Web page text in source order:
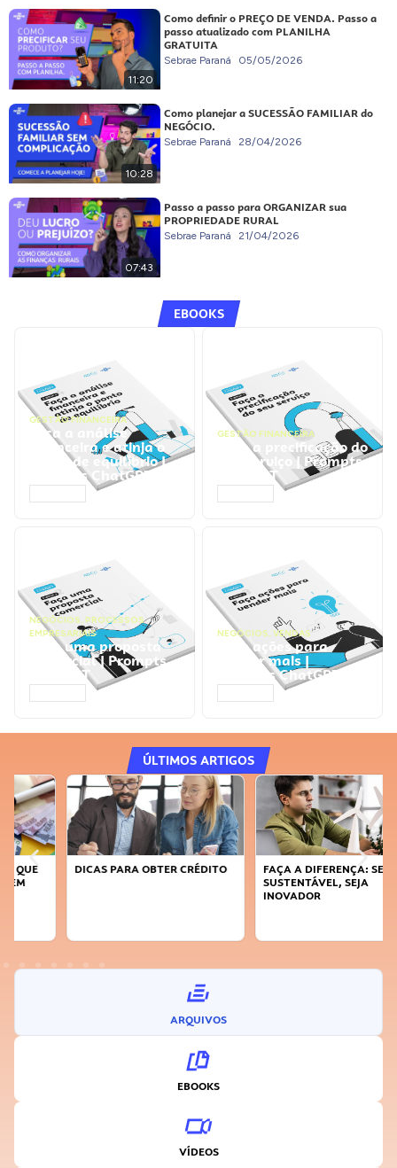
11:20
Como definir o PREÇO DE VENDA. Passo a
passo atualizado com PLANILHA
GRATUITA
Sebrae Paraná 05/05/2026
10:28
Como planejar a SUCESSÃO FAMILIAR do
NEGÓCIO.
Sebrae Paraná 28/04/2026
07:43
Passo a passo para ORGANIZAR sua
PROPRIEDADE RURAL
Sebrae Paraná 21/04/2026
EBOOKS
GESTÃO FINANCEIRA
Faça a análise
financeira e atinja o
ponto de equilíbrio |
Prompts ChatGPT
GESTÃO FINANCEIRA
Faça a precificação do
seu serviço | Prompts
ChatGPT
NEGÓCIOS, PROCESSOS
EMPRESARIAIS
Faça uma proposta
comercial | Prompts
ChatGPT
NEGÓCIOS, VENDAS
Faça ações para
vender mais |
Prompts ChatGPT
ÚLTIMOS ARTIGOS
DICAS PARA OBTER CRÉDITO
FAÇA A DIFERENÇA: SEJA
SUSTENTÁVEL, SEJA
INOVADOR
ARQUIVOS
EBOOKS
VÍDEOS